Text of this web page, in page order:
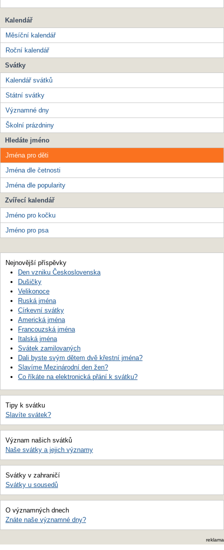
Kalendář
Měsíční kalendář
Roční kalendář
Svátky
Kalendář svátků
Státní svátky
Významné dny
Školní prázdniny
Hledáte jméno
Jména pro děti
Jména dle četnosti
Jména dle popularity
Zvířecí kalendář
Jméno pro kočku
Jméno pro psa
Nejnovější příspěvky
Den vzniku Československa
Dušičky
Velikonoce
Ruská jména
Církevní svátky
Americká jména
Francouzská jména
Italská jména
Svátek zamilovaných
Dali byste svým dětem dvě křestní jména?
Slavíme Mezinárodní den žen?
Co říkáte na elektronická přání k svátku?
Tipy k svátku
Slavíte svátek?
Význam našich svátků
Naše svátky a jejich významy
Svátky v zahraničí
Svátky u sousedů
O významných dnech
Znáte naše významné dny?
reklama